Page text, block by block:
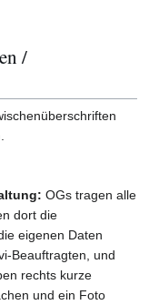
/
OGs tragen alle
dort die
eigenen Daten
Beauftragten, und
rechts kurze
und ein Foto